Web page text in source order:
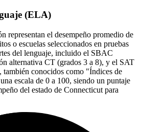
(ELA)
representan el desempeño promedio de
o escuelas seleccionados en pruebas
del lenguaje, incluido el SBAC
alternativa CT (grados 3 a 8), y el SAT
también conocidos como "Índices de
escala de 0 a 100, siendo un puntaje
del estado de Connecticut para